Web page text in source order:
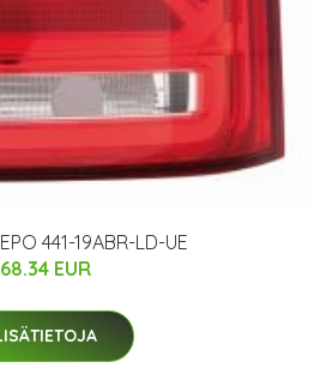
441-19ABR-LD-UE
68.34 EUR